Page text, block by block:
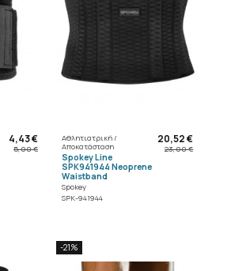
4,43 €
5,00 €
Αθλητιατρική /
Αποκατάσταση
Spokey Line
SPK941944 Neoprene
Waistband
Spokey
SPK-941944
20,52 €
23,00 €
-21%